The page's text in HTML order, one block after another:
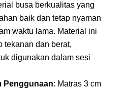
busa berkualitas yang
baik dan tetap nyaman
waktu lama. Material ini
tekanan dan berat,
digunakan dalam sesi
Penggunaan: Matras 3 cm